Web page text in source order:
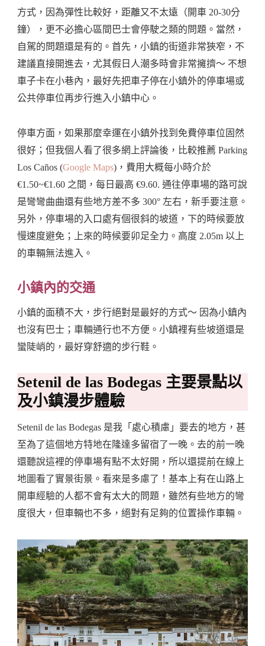
方式，因為彈性比較好，距離又不太遠（開車 20-30分
鐘），更不必擔心區間巴士會停駛之類的問題。當然，
自駕的問題還是有的。首先，小鎮的街道非常狹窄，不
建議直接開進去，尤其假日人潮多時會非常擁擠～ 不想
車子卡在小巷內，最好先把車子停在小鎮外的停車場或
公共停車位再步行進入小鎮中心。
停車方面，如果那麼幸運在小鎮外找到免費停車位固然
很好；但我個人看了很多網上評論後，比較推薦 Parking
Los Caños (Google Maps)，費用大概每小時介於
€1.50~€1.60 之間，每日最高 €9.60. 通往停車場的路可說
是彎彎曲曲還有些地方差不多 300° 左右，新手要注意。
另外，停車場的入口處有個很斜的坡道，下的時候要放
慢速度避免；上來的時候要卯足全力。高度 2.05m 以上
的車輛無法進入。
小鎮內的交通
小鎮的面積不大，步行絕對是最好的方式～ 因為小鎮內
也沒有巴士；車輛通行也不方便。小鎮裡有些坡道還是
蠻陡峭的，最好穿舒適的步行鞋。
Setenil de las Bodegas 主要景點以
及小鎮漫步體驗
Setenil de las Bodegas 是我「處心積慮」要去的地方，甚
至為了這個地方特地在隆達多留宿了一晚。去的前一晚
還聽說這裡的停車場有點不太好開，所以還提前在線上
地圖看了實景街景。看來是多慮了！基本上有在山路上
開車經驗的人都不會有太大的問題，雖然有些地方的彎
度很大，但車輛也不多，絕對有足夠的位置操作車輛。